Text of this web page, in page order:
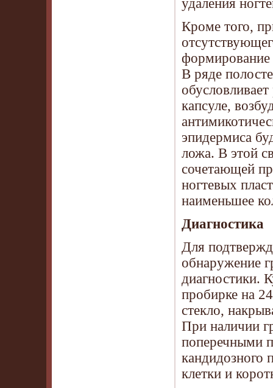
удаления
Кроме того,
формирование
В ряде
капсуле,
эпидермиса
ложа. В этой
сочетающей
ногтевых
наименьшее
Диагностика
Для
обнаружение
диагностики.
пробирке на
стекло,
При наличии
поперечными
кандидозного
клетки и